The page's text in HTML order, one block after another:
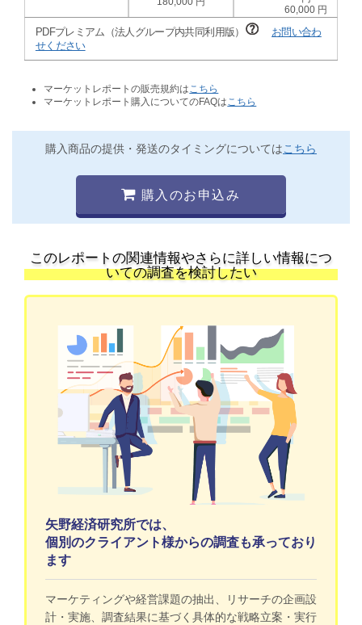
60,000
PDFプレミアム（法人グループ内共同利用版）
お問い合わ
せください
マーケットレポートの販売規約は こちら
マーケットレポート購入についてのFAQは こちら
購入商品の提供・発送のタイミングについてはこちら
購入のお申込み
このレポートの関連情報やさらに詳しい情報につ
いての調査を検討したい
矢野経済研究所では、
個別のクライアント様からの調査も承っており
ます
マーケティングや経営課題の抽出、リサーチの企画設
計・実施、調査結果に基づく具体的な戦略立案・実行